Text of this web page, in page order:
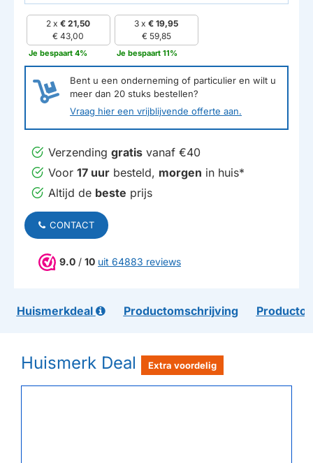
2 x€ 21,50
€ 43,00
Je bespaart 4%
3 x€ 19,95
€ 59,85
Je bespaart 11%
Bent u een onderneming of particulier en wilt u
meer dan 20 stuks bestellen?
Vraag hier een vrijblijvende offerte aan.
Verzending gratis vanaf €40
Voor 17 uur besteld, morgen in huis*
Altijd de beste prijs
CONTACT
9.0 / 10 uit 64883 reviews
Huismerkdeal Productomschrijving
Huismerk Deal Extra voordelig